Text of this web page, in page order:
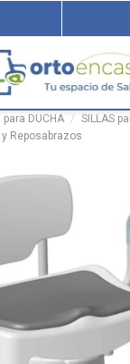
DUCHA SILLAS
Reposabrazos